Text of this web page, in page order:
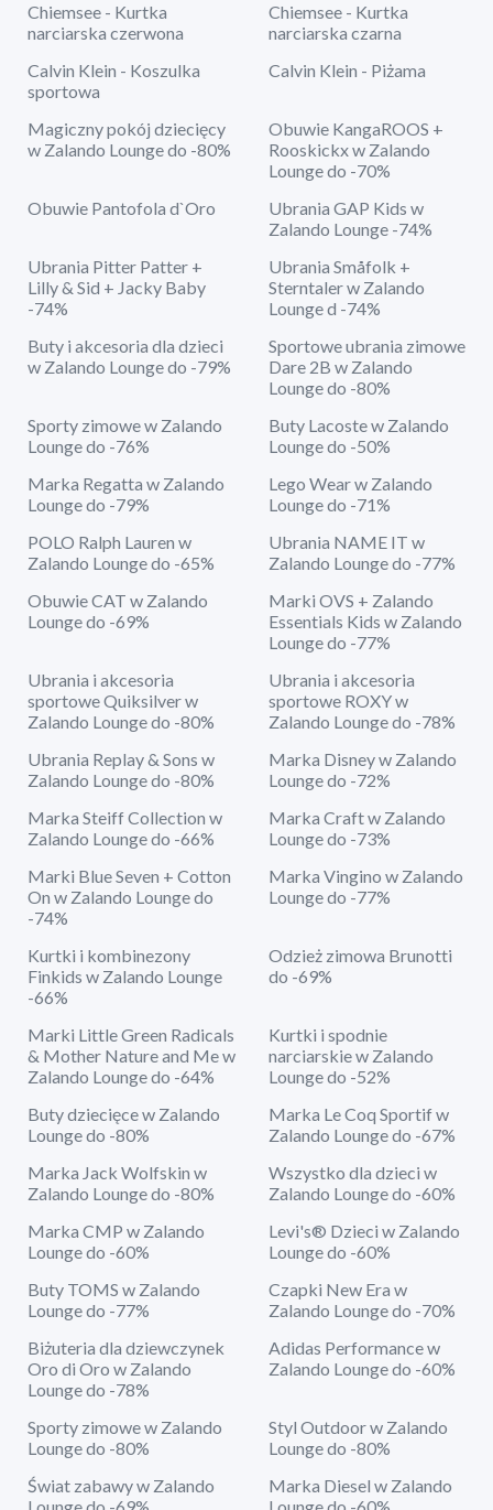
Chiemsee - Kurtka
narciarska czerwona
Chiemsee - Kurtka
narciarska czarna
Calvin Klein - Koszulka
sportowa
Calvin Klein - Piżama
Magiczny pokój dziecięcy
w Zalando Lounge do -80%
Obuwie KangaROOS +
Rooskickx w Zalando
Lounge do -70%
Obuwie Pantofola d`Oro
Ubrania GAP Kids w
Zalando Lounge -74%
Ubrania Pitter Patter +
Lilly & Sid + Jacky Baby
-74%
Ubrania Småfolk +
Sterntaler w Zalando
Lounge d -74%
Buty i akcesoria dla dzieci
w Zalando Lounge do -79%
Sportowe ubrania zimowe
Dare 2B w Zalando
Lounge do -80%
Sporty zimowe w Zalando
Lounge do -76%
Buty Lacoste w Zalando
Lounge do -50%
Marka Regatta w Zalando
Lounge do -79%
Lego Wear w Zalando
Lounge do -71%
POLO Ralph Lauren w
Zalando Lounge do -65%
Ubrania NAME IT w
Zalando Lounge do -77%
Obuwie CAT w Zalando
Lounge do -69%
Marki OVS + Zalando
Essentials Kids w Zalando
Lounge do -77%
Ubrania i akcesoria
sportowe Quiksilver w
Zalando Lounge do -80%
Ubrania i akcesoria
sportowe ROXY w
Zalando Lounge do -78%
Ubrania Replay & Sons w
Zalando Lounge do -80%
Marka Disney w Zalando
Lounge do -72%
Marka Steiff Collection w
Zalando Lounge do -66%
Marka Craft w Zalando
Lounge do -73%
Marki Blue Seven + Cotton
On w Zalando Lounge do
-74%
Marka Vingino w Zalando
Lounge do -77%
Kurtki i kombinezony
Finkids w Zalando Lounge
-66%
Odzież zimowa Brunotti
do -69%
Marki Little Green Radicals
& Mother Nature and Me w
Zalando Lounge do -64%
Kurtki i spodnie
narciarskie w Zalando
Lounge do -52%
Buty dziecięce w Zalando
Lounge do -80%
Marka Le Coq Sportif w
Zalando Lounge do -67%
Marka Jack Wolfskin w
Zalando Lounge do -80%
Wszystko dla dzieci w
Zalando Lounge do -60%
Marka CMP w Zalando
Lounge do -60%
Levi's® Dzieci w Zalando
Lounge do -60%
Buty TOMS w Zalando
Lounge do -77%
Czapki New Era w
Zalando Lounge do -70%
Biżuteria dla dziewczynek
Oro di Oro w Zalando
Lounge do -78%
Adidas Performance w
Zalando Lounge do -60%
Sporty zimowe w Zalando
Lounge do -80%
Styl Outdoor w Zalando
Lounge do -80%
Świat zabawy w Zalando
Marka Diesel w Zalando